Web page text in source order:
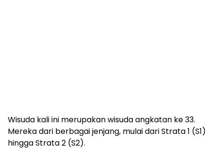
Wisuda kali ini merupakan wisuda angkatan ke 33.
Mereka dari berbagai jenjang, mulai dari Strata 1 (S1)
hingga Strata 2 (S2).